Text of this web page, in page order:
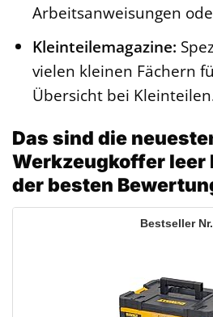
Arbeitsanweisungen
Kleinteilemagazine:
vielen kleinen Fächern
Übersicht bei
Das sind die
Werkzeugkoffer leer
der besten